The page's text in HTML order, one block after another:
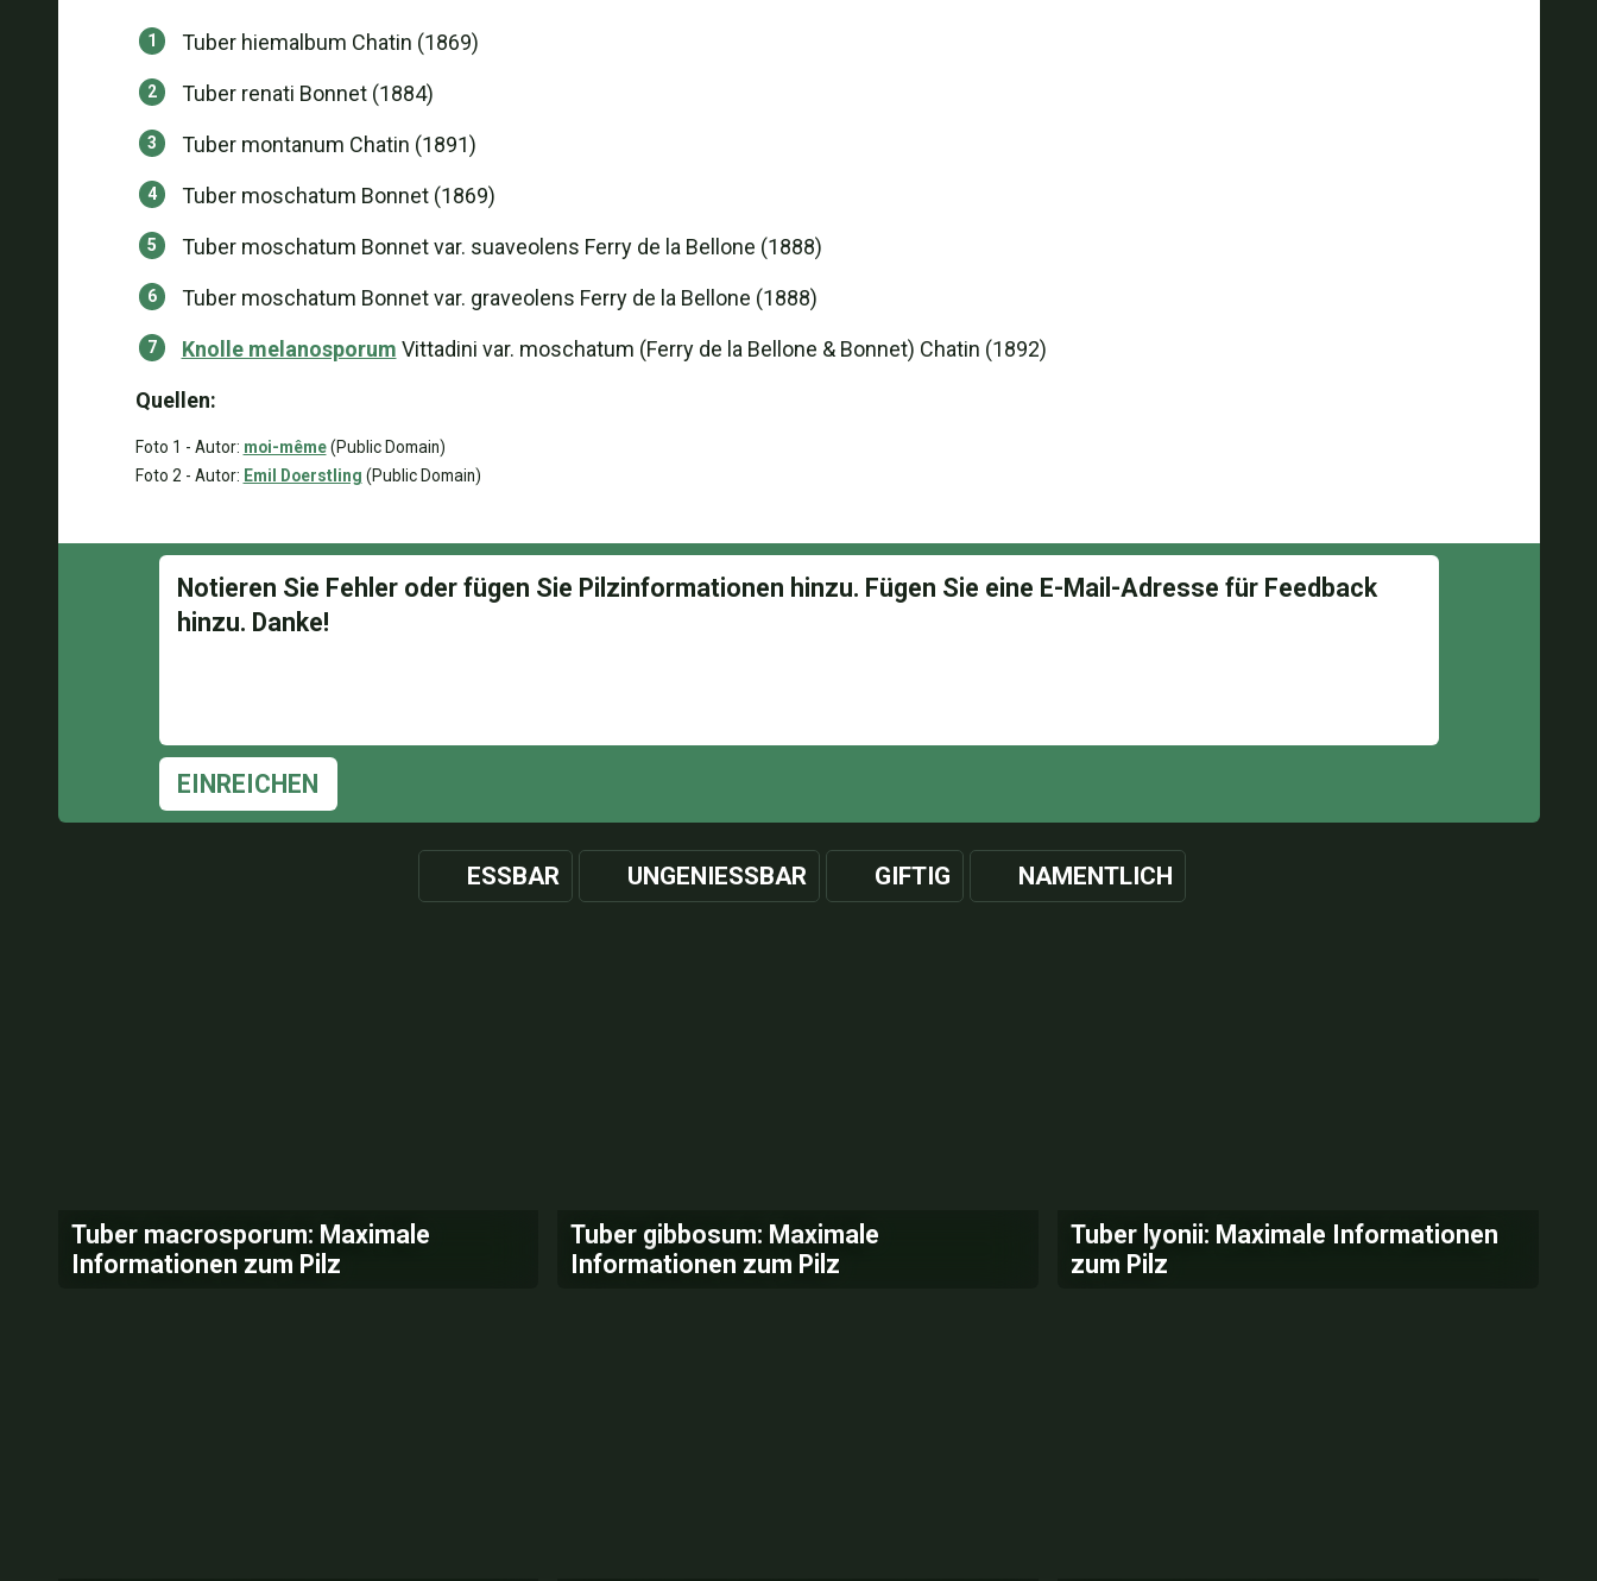
Tuber hiemalbum Chatin (1869)
Tuber renati Bonnet (1884)
Tuber montanum Chatin (1891)
Tuber moschatum Bonnet (1869)
Tuber moschatum Bonnet var. suaveolens Ferry de la Bellone (1888)
Tuber moschatum Bonnet var. graveolens Ferry de la Bellone (1888)
Knolle melanosporum Vittadini var. moschatum (Ferry de la Bellone & Bonnet) Chatin (1892)
Quellen:
Foto 1 - Autor: moi-même(Public Domain)
Foto 2 - Autor: Emil Doerstling (Public Domain)
EINREICHEN
ESSBAR UNGENIESSBAR GIFTIG NAMENTLICH
Tuber macrosporum: Maximale
Informationen zum Pilz
Tuber gibbosum: Maximale
Informationen zum Pilz
Tuber lyonii: Maximale Informationen
zum Pilz